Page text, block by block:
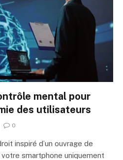
mental pour
des utilisateurs
0
inspiré d’un ouvrage de
smartphone uniquement